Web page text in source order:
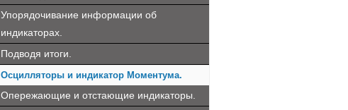
Упорядочивание информации об
индикаторах.
Подводя итоги.
Осцилляторы и индикатор Моментума.
Опережающие и отстающие индикаторы.